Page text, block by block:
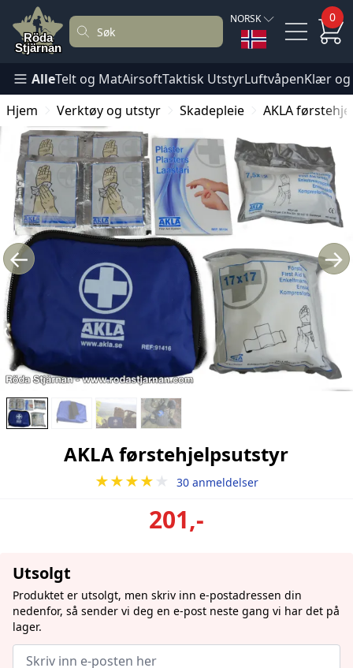
NORSK 0
AlleTelt og MatAirsoftTaktisk UtstyrLuftvåpenKlær
Hjem
Verktøy og utstyr Skadepleie AKLA
← →
AKLA førstehjelpsutstyr
★★★★ ★ 30 anmeldelser
201,-
Utsolgt
Produktet er utsolgt, men skriv inn e-postadressen din
nedenfor, så sender vi deg en e-post neste gang vi har det på
lager.